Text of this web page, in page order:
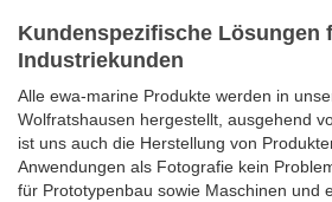
Kundenspezifische Lösungen
Industriekunden
Alle ewa-marine Produkte werden in
Wolfratshausen hergestellt, ausgehend
ist uns auch die Herstellung von
Anwendungen als Fotografie kein
für Prototypenbau sowie Maschinen und